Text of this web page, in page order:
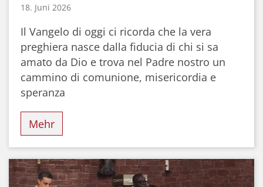
18. Juni 2026
Il Vangelo di oggi ci ricorda che la vera
preghiera nasce dalla fiducia di chi si sa
amato da Dio e trova nel Padre nostro un
cammino di comunione, misericordia e
speranza
Mehr